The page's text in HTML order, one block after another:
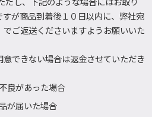
が商品到着後１０日以内に、弊社宛
ご返送くださいますようお願いいた
できない場合は返金させていただき
良があった場合
が届いた場合